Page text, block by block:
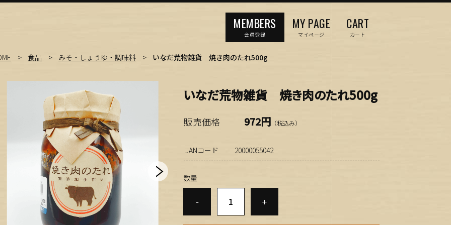
MEMBERS
会員登録
MY PAGE
マイページ
CART
カート
食品 みそ・しょうゆ・調味料 いなだ荒物雑貨 焼き肉のたれ500g
いなだ荒物雑貨 焼き肉のたれ500g
販売価格 972円 （税込み）
JANコード 20000055042
数量
- +